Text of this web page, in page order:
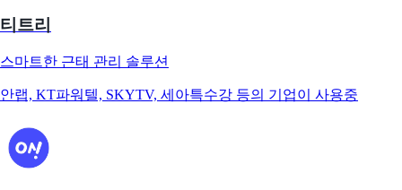
티트리
스마트한 근태 관리 솔루션
안랩, KT파워텔, SKYTV, 세아특수강 등의 기업이 사용중